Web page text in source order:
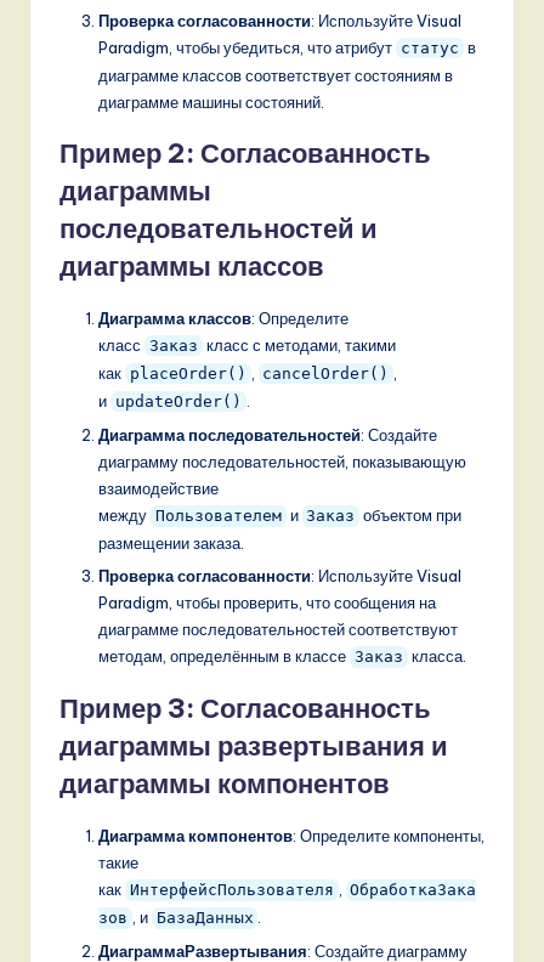
Проверка согласованности: Используйте Visual
Paradigm, чтобы убедиться, что атрибут статус в
диаграмме классов соответствует состояниям в
диаграмме машины состояний.
Пример 2: Согласованность
диаграммы
последовательностей и
диаграммы классов
Диаграмма классов: Определите
класс Заказ класс с методами, такими
как placeOrder() , cancelOrder()
и updateOrder() .
Диаграмма последовательностей: Создайте
диаграмму последовательностей, показывающую
взаимодействие
между Пользователем и Заказ объектом при
размещении заказа.
Проверка согласованности: Используйте Visual
Paradigm, чтобы проверить, что сообщения на
диаграмме последовательностей соответствуют
методам, определённым в классе Заказ класса.
Пример 3: Согласованность
диаграммы развертывания и
диаграммы компонентов
Диаграмма компонентов: Определите компоненты,
такие
как ИнтерфейсПользователя , ОбработкаЗака
зов , и БазаДанных .
ДиаграммаРазвертывания: Создайте диаграмму